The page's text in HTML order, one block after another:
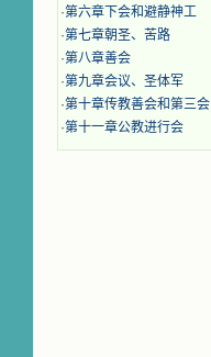
·第六章下会和避静神工
·第七章朝圣、苦路
·第八章善会
·第九章会议、圣体军
·第十章传教善会和第三会
·第十一章公教进行会